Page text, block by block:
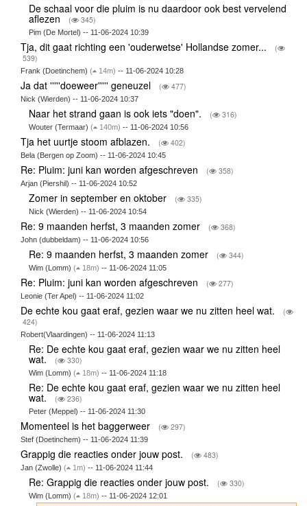
De schaal voor die pluim is nu daardoor ook best vervelend
aflezen ( 345)
Pim (De Mortel) -- 11-06-2024 10:39
Tja, dit gaat richting een 'ouderwetse' Hollandse zomer...
(
539)
Frank (Doetinchem) ( 14m) -- 11-06-2024 10:28
Ja dat '''''doeweer''''' geneuzel ( 477)
Nick (Wierden) -- 11-06-2024 10:37
Naar het strand gaan is ook iets "doen". ( 316)
Wouter (Termaar)( 140m) -- 11-06-2024 10:56
Tja het uurtje stoom afblazen. ( 402)
Bela (Bergen op Zoom) -- 11-06-2024 10:45
Re: Pluim: juni kan worden afgeschreven ( 358)
Arjan (Piershil) -- 11-06-2024 10:52
Zomer in september en oktober ( 335)
Nick (Wierden) -- 11-06-2024 10:54
Re: 9 maanden herfst, 3 maanden zomer ( 368)
John (dubbeldam) -- 11-06-2024 10:56
Re: 9 maanden herfst, 3 maanden zomer ( 344)
Wim (Lomm)( 18m) -- 11-06-2024 11:05
Re: Pluim: juni kan worden afgeschreven ( 277)
Leonie (Ter Apel) -- 11-06-2024 11:02
De echte kou gaat eraf, gezien waar we nu zitten heel wat.
(
424)
Robert(Vlaardingen) -- 11-06-2024 11:13
Re: De echte kou gaat eraf, gezien waar we nu zitten heel
wat. ( 330)
Wim (Lomm)( 18m) -- 11-06-2024 11:18
Re: De echte kou gaat eraf, gezien waar we nu zitten heel
wat. ( 236)
Peter (Meppel) -- 11-06-2024 11:30
Momenteel is het baggerweer ( 297)
Stef (Doetinchem) -- 11-06-2024 11:39
Grappig die reacties onder jouw post. ( 483)
Jan (Zwolle) ( 1m) -- 11-06-2024 11:44
Re: Grappig die reacties onder jouw post. ( 330)
Wim (Lomm)( 18m) -- 11-06-2024 12:01